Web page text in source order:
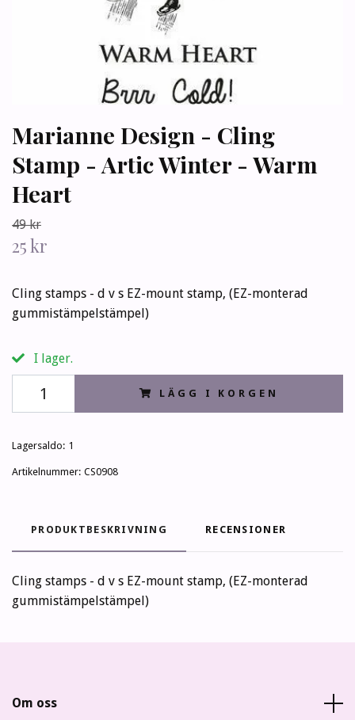
Marianne Design - Cling
Stamp - Artic Winter - Warm
Heart
49 kr
25 kr
Cling stamps - d v s EZ-mount stamp, (EZ-monterad
gummistämpelstämpel)
I lager.
LÄGG I KORGEN
Lagersaldo: 1
Artikelnummer: CS0908
PRODUKTBESKRIVNING RECENSIONER
Cling stamps - d v s EZ-mount stamp, (EZ-monterad
gummistämpelstämpel)
Om oss